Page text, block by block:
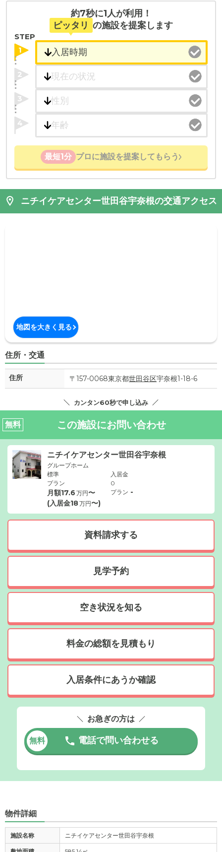
約7秒に1人が利用！
ピッタリ の施設を提案します
STEP
1
2
3
4
最短1分 プロに施設を提案してもらう
ニチイケアセンター世田谷宇奈根の交通アクセス
地図を大きく見る
住所・交通
住所 〒157-0068東京都世田谷区宇奈根1-18-6
カンタン60秒で申し込み
無料 この施設にお問い合わせ
ニチイケアセンター世田谷宇奈根
グループホーム
標準
プラン
月額17.6 万円〜
(入居金18万円〜)
入居金
0
プラン -
資料請求する
見学予約
空き状況を知る
料金の総額を見積もり
入居条件にあうか確認
お急ぎの方は
無料 電話で問い合わせる
物件詳細
施設名称 ニチイケアセンター世田谷宇奈根